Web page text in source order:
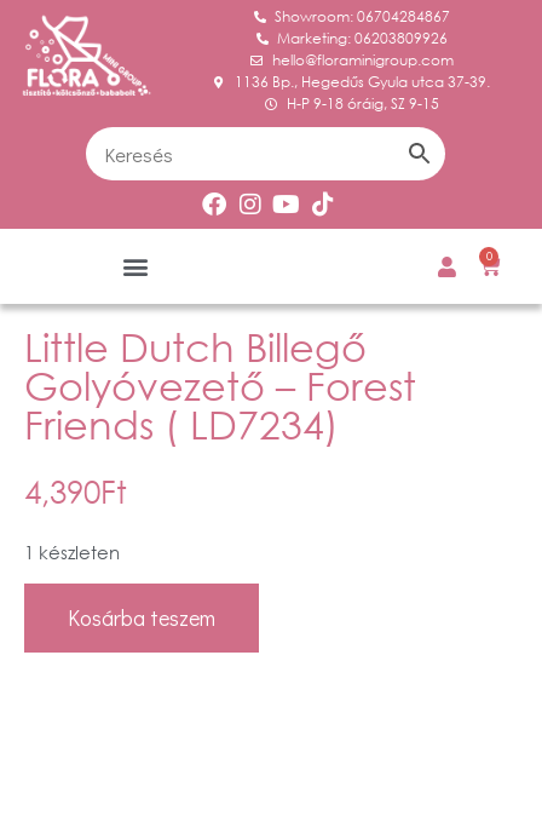
Showroom: 06704284867
Marketing: 06203809926
hello@floraminigroup.com
1136 Bp., Hegedűs Gyula utca 37-39.
H-P 9-18 óráig, SZ 9-15
0
Little Dutch Billegő
Golyóvezető – Forest
Friends ( LD7234)
4,390Ft
1 készleten
Kosárba teszem